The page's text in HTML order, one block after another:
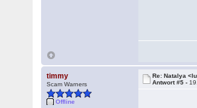
timmy
Scam Warners
Offline
Re: Natalya
Antwort #5 -